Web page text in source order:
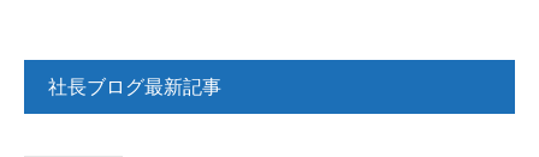
社長ブログ最新記事